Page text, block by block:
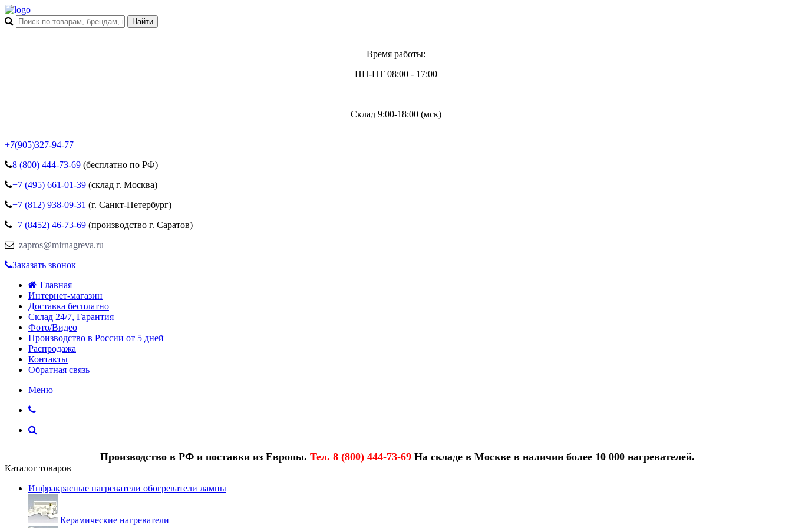
Время работы:
ПН-ПТ 08:00 - 17:00
Склад 9:00-18:00 (мск)
+7(905)327-94-77
8 (800) 444-73-69 (бесплатно по РФ)
+7 (495) 661-01-39 (склад г. Москва)
+7 (812) 938-09-31 (г. Санкт-Петербург)
+7 (8452) 46-73-69 (производство г. Саратов)
zapros@mirnagreva.ru
Заказать звонок
Главная
Интернет-магазин
Доставка бесплатно
Склад 24/7, Гарантия
Фото/Видео
Производство в России от 5 дней
Распродажа
Контакты
Обратная связь
Меню
Производство в РФ и поставки из Европы. Тел. 8 (800) 444-73-69 На складе в Москве в наличии более 10 000 нагревателей.
Каталог товаров
Инфракрасные нагреватели обогреватели лампы
Керамические нагреватели